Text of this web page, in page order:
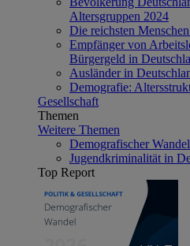
Altersgruppen 2024
Die reichsten
Empfänger von
Bürgergeld in
Ausländer in
Demografie:
Gesellschaft
Themen
Weitere Themen
Demografischer
Jugendkriminalität in
Top Report